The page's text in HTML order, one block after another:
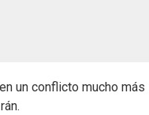
un conflicto mucho